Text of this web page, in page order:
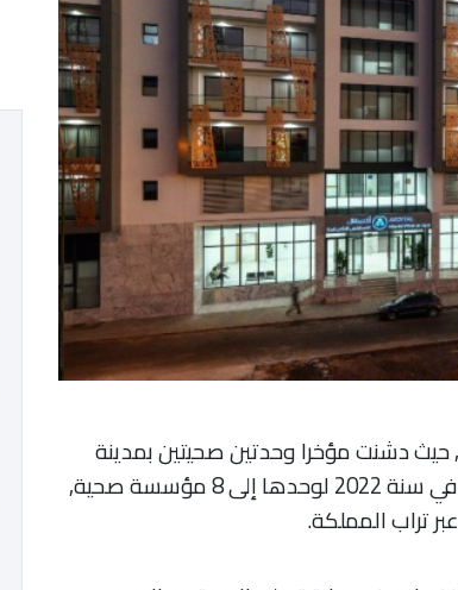
حيث دشنت مؤخرا وحدتين صحيتين بمدينة
سلا، ليصل بذلك عدد الوحدات التي افتتحت المجموعة في سنة 2022 لوحدها إلى 8 مؤسسة صحية,